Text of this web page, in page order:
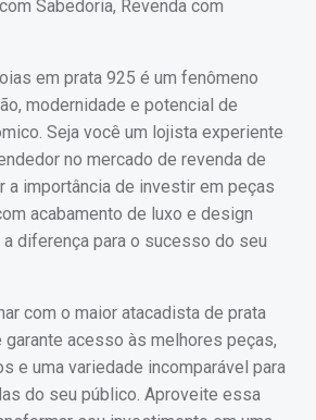
Sabedoria, Revenda com
em prata 925 é um fenômeno
modernidade e potencial de
Seja você um lojista experiente
no mercado de revenda de
a importância de investir em peças
acabamento de luxo e design
diferença para o sucesso do seu
com o maior atacadista de prata
acesso às melhores peças,
e uma variedade incomparável para
do seu público. Aproveite essa